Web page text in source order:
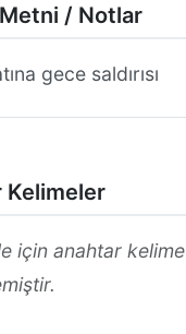
/ Notlar
gece saldırısı
Kelimeler
için anahtar kelime